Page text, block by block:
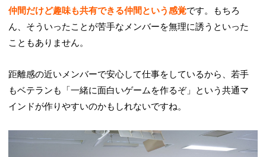
仲間だけど趣味も共有できる仲間という感覚です。もちろ
ん、そういったことが苦手なメンバーを無理に誘うといった
こともありません。
距離感の近いメンバーで安心して仕事をしているから、若手
もベテランも「一緒に面白いゲームを作るぞ」という共通マ
インドが作りやすいのかもしれないですね。